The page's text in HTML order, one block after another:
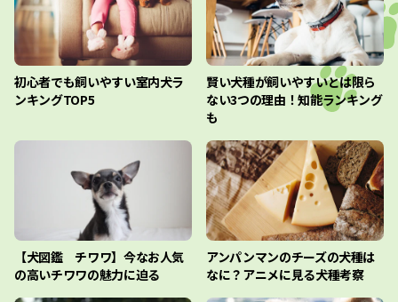
初心者でも飼いやすい室内犬ラ
ンキングTOP5
賢い犬種が飼いやすいとは限ら
ない3つの理由！知能ランキング
も
【犬図鑑 チワワ】今なお人気
の高いチワワの魅力に迫る
アンパンマンのチーズの犬種は
なに？アニメに見る犬種考察